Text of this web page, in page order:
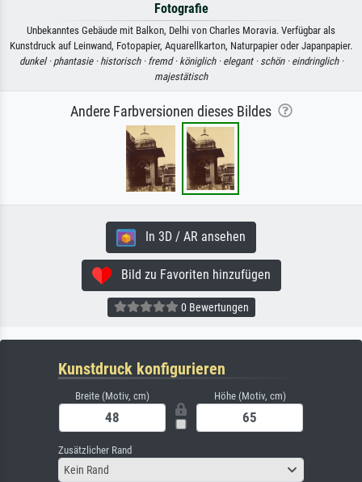
Fotografie
Unbekanntes Gebäude mit Balkon, Delhi von Charles Moravia. Verfügbar als
Kunstdruck auf Leinwand, Fotopapier, Aquarellkarton, Naturpapier oder Japanpapier.
dunkel · phantasie · historisch · fremd · königlich · elegant · schön · eindringlich ·
majestätisch
Andere Farbversionen dieses Bildes
In 3D / AR ansehen
Bild zu Favoriten hinzufügen
0 Bewertungen
Kunstdruck konfigurieren
Breite (Motiv, cm) Höhe (Motiv, cm)
Zusätzlicher Rand
Kein Rand